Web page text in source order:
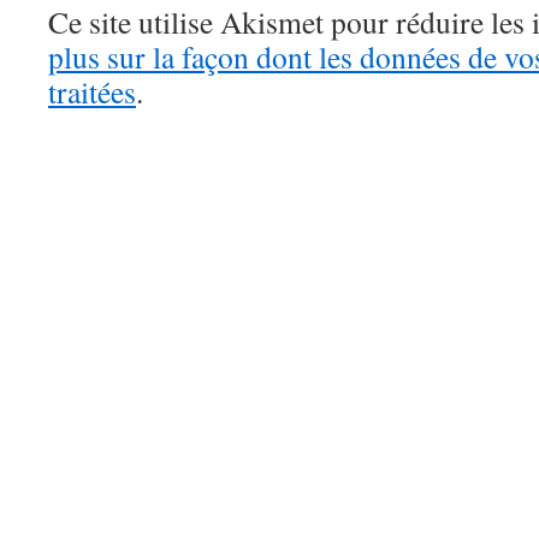
Ce site utilise Akismet pour réduire les
plus sur la façon dont les données de
traitées.